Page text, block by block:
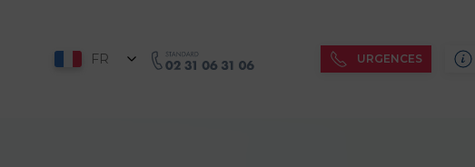
FR URGENCES